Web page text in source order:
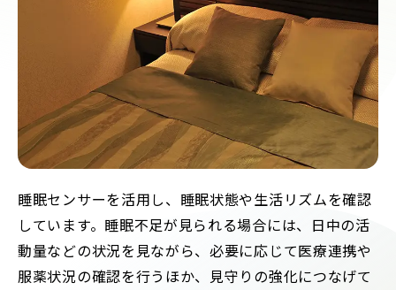
睡眠センサーを活用し、睡眠状態や生活リズムを確認
しています。睡眠不足が見られる場合には、日中の活
動量などの状況を見ながら、必要に応じて医療連携や
服薬状況の確認を行うほか、見守りの強化につなげて